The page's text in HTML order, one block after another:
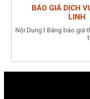
BÁO GIÁ DỊCH
LINH
Nội Dung1 Bảng báo giá